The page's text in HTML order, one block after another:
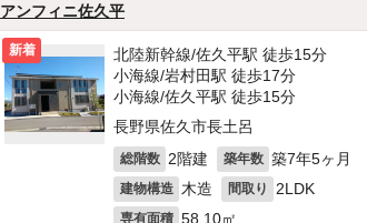
アンフィニ佐久平
新着
北陸新幹線/佐久平駅 徒歩15分
小海線/岩村田駅 徒歩17分
小海線/佐久平駅 徒歩15分
長野県佐久市長土呂
総階数 2階建 築年数 築7年5ヶ月
建物構造 木造 間取り 2LDK
専有面積 58.10㎡